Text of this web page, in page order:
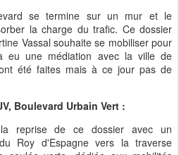
se termine sur un mur et le
la charge du trafic. Ce dossier
Vassal souhaite se mobiliser pour
eu une médiation avec la ville de
été faites mais à ce jour pas de
Boulevard Urbain Vert :
reprise de ce dossier avec un
Roy d'Espagne vers la traverse